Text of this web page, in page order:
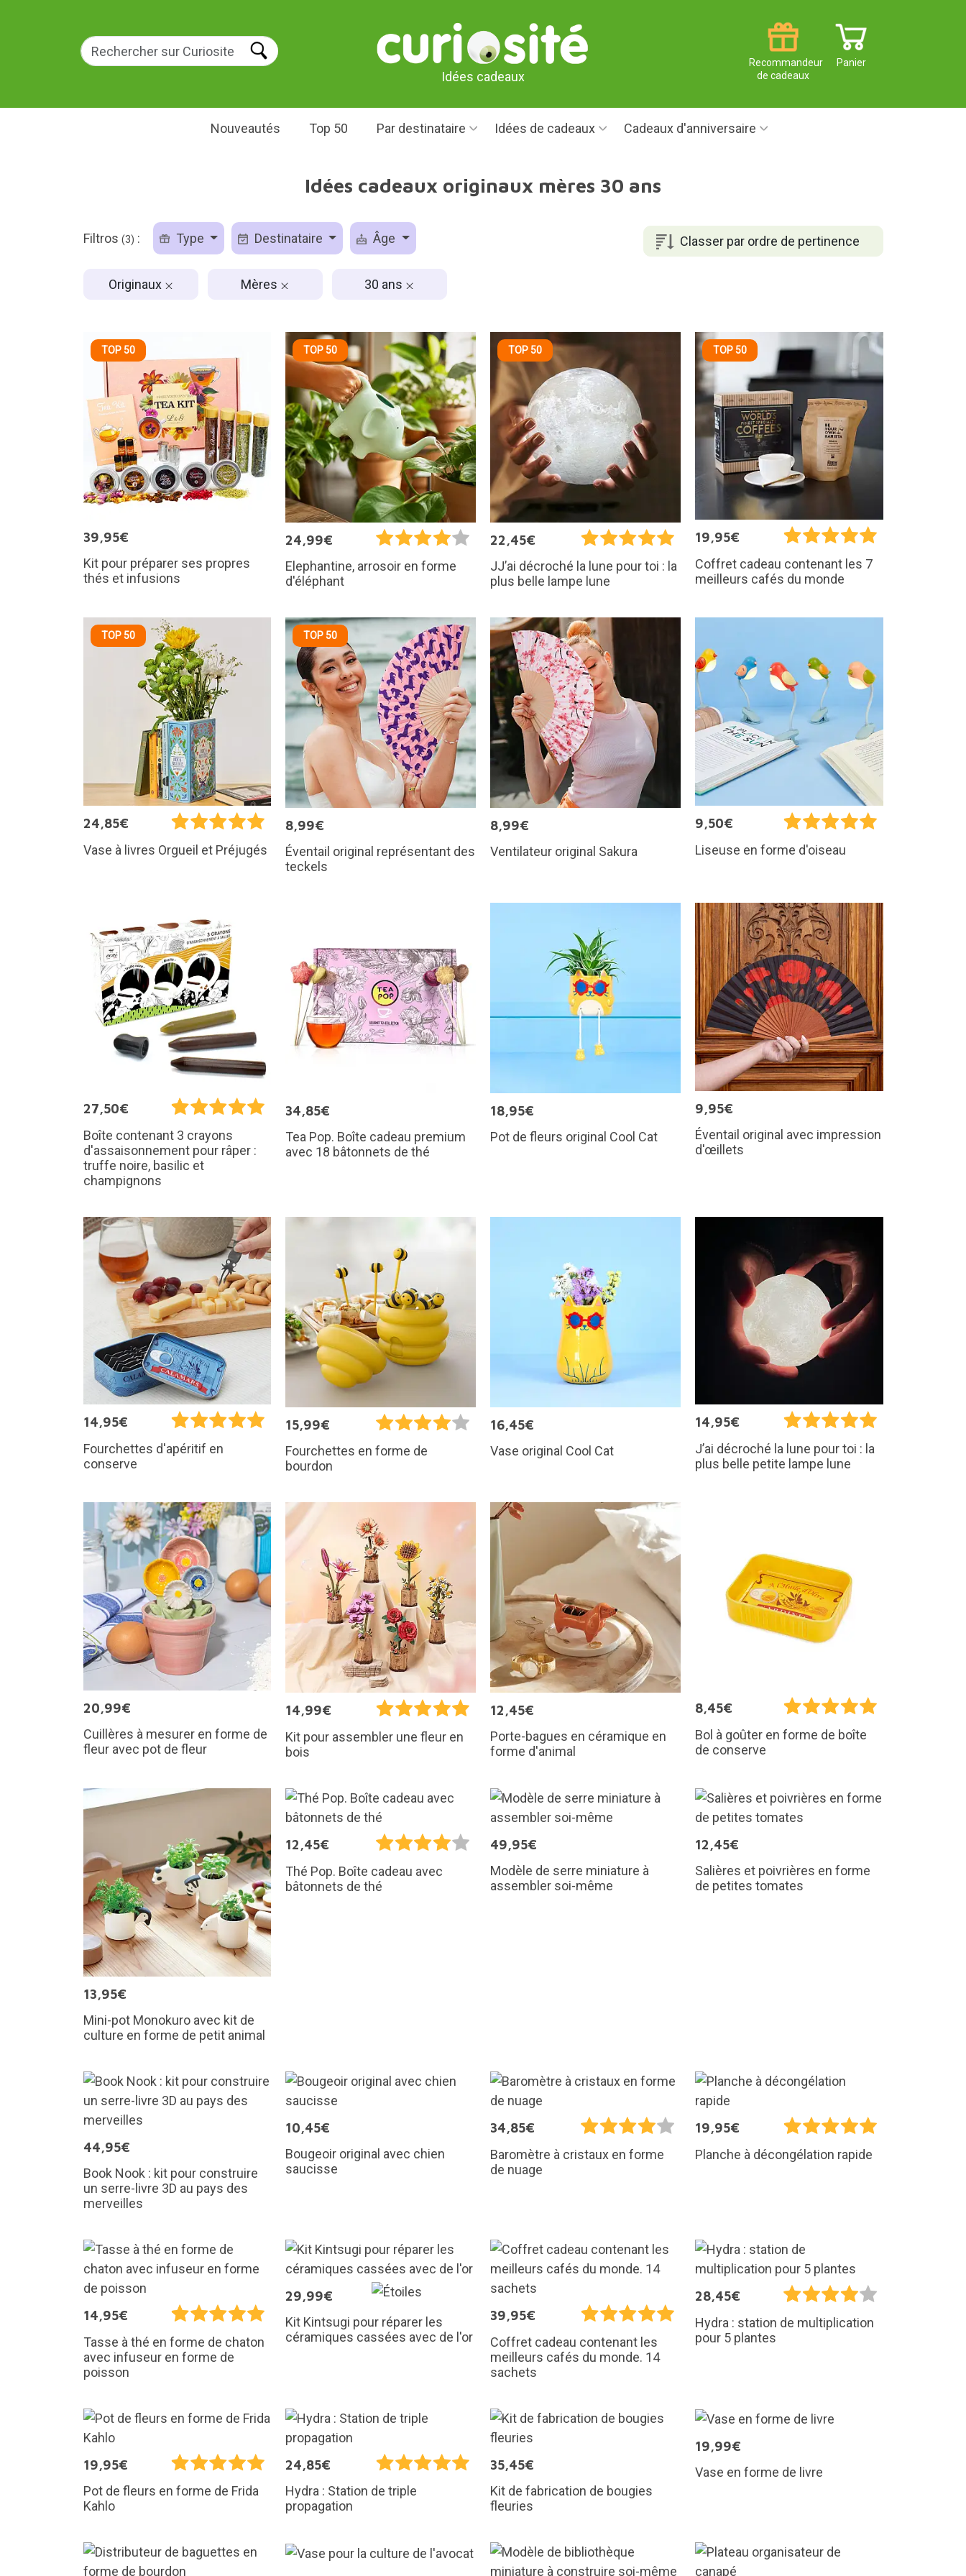
Idées cadeaux
Panier
Recommandeur
de cadeaux
Nouveautés Top 50 Par destinataire Idées de cadeaux Cadeaux d'anniversaire
Idées cadeaux originaux mères 30 ans
Classer par ordre de pertinence
Filtros (3) : Type Destinataire Âge
Originaux Mères 30 ans
TOP 50
39,95€
Kit pour préparer ses propres
thés et infusions
TOP 50
24,99€
Elephantine, arrosoir en forme
d'éléphant
TOP 50
22,45€
JJ’ai décroché la lune pour toi : la
plus belle lampe lune
TOP 50
19,95€
Coffret cadeau contenant les 7
meilleurs cafés du monde
TOP 50
24,85€
Vase à livres Orgueil et Préjugés
TOP 50
8,99€
Éventail original représentant des
teckels
8,99€
Ventilateur original Sakura
9,50€
Liseuse en forme d'oiseau
27,50€
Boîte contenant 3 crayons
d'assaisonnement pour râper :
truffe noire, basilic et
champignons
34,85€
Tea Pop. Boîte cadeau premium
avec 18 bâtonnets de thé
18,95€
Pot de fleurs original Cool Cat
9,95€
Éventail original avec impression
d'œillets
14,95€
Fourchettes d'apéritif en
conserve
15,99€
Fourchettes en forme de
bourdon
16,45€
Vase original Cool Cat
14,95€
J’ai décroché la lune pour toi : la
plus belle petite lampe lune
20,99€
Cuillères à mesurer en forme de
fleur avec pot de fleur
14,99€
Kit pour assembler une fleur en
bois
12,45€
Porte-bagues en céramique en
forme d'animal
8,45€
Bol à goûter en forme de boîte
de conserve
13,95€
Mini-pot Monokuro avec kit de
culture en forme de petit animal
12,45€
Thé Pop. Boîte cadeau avec
bâtonnets de thé
49,95€
Modèle de serre miniature à
assembler soi-même
12,45€
Salières et poivrières en forme
de petites tomates
44,95€
Book Nook : kit pour construire
un serre-livre 3D au pays des
merveilles
10,45€
Bougeoir original avec chien
saucisse
34,85€
Baromètre à cristaux en forme
de nuage
19,95€
Planche à décongélation rapide
14,95€
Tasse à thé en forme de chaton
avec infuseur en forme de
poisson
29,99€
Kit Kintsugi pour réparer les
céramiques cassées avec de l'or
39,95€
Coffret cadeau contenant les
meilleurs cafés du monde. 14
sachets
28,45€
Hydra : station de multiplication
pour 5 plantes
19,95€
Pot de fleurs en forme de Frida
Kahlo
24,85€
Hydra : Station de triple
propagation
35,45€
Kit de fabrication de bougies
fleuries
19,99€
Vase en forme de livre